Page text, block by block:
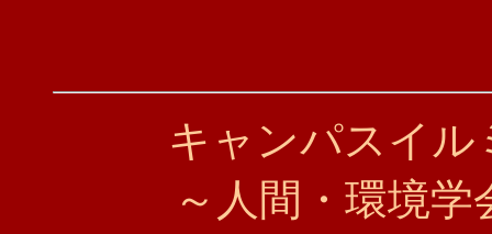
キャンパスイル
～人間・環境